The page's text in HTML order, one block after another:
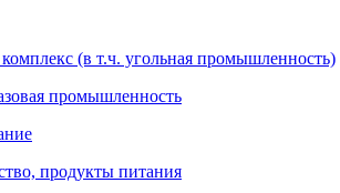
(в т.ч. угольная промышленность)
промышленность
продукты питания